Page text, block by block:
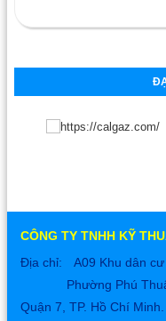
CÔNG TY TNHH KỸ
Địa chỉ:
A09 Khu dân
Phường Phú
Quận 7, TP. Hồ Chí Minh.